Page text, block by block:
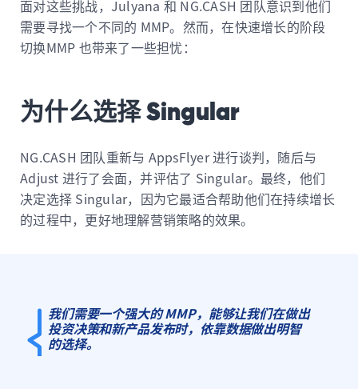
面对这些挑战，Julyana 和 NG.CASH 团队意识到他们
需要寻找一个不同的 MMP。然而，在快速增长的阶段
切换MMP 也带来了一些担忧：
为什么选择 Singular
NG.CASH 团队重新与 AppsFlyer 进行谈判，随后与
Adjust 进行了会面，并评估了 Singular。最终，他们
决定选择 Singular，因为它最适合帮助他们在持续增长
的过程中，更好地理解营销策略的效果。
我们需要一个强大的 MMP，能够让我们在做出
投资决策和新产品发布时，依靠数据做出明智
的选择。